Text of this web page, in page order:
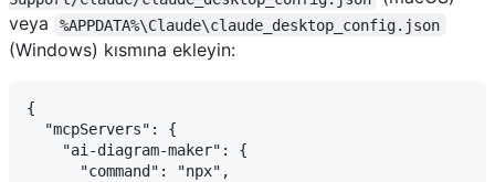
veya
%APPDATA%\Claude\claude_desktop_config.json
(Windows) kısmına ekleyin:
{
  "mcpServers": {
    "ai-diagram-maker": {
      "command": "npx",